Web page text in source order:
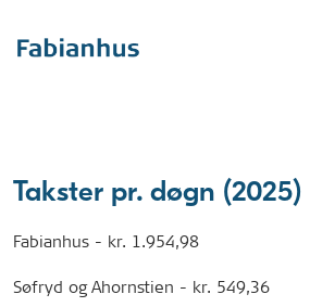
Takster pr. døgn (2025)
Fabianhus - kr. 1.954,98
Søfryd og Ahornstien - kr. 549,36